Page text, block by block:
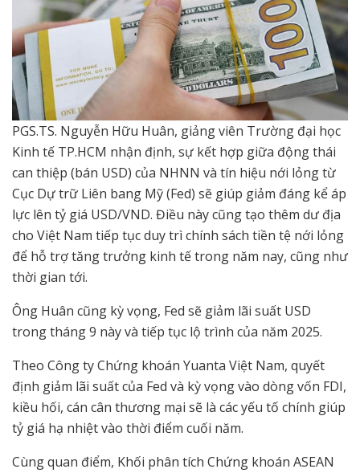
PGS.TS. Nguyễn Hữu Huân, giảng viên Trường đại học
Kinh tế TP.HCM nhận định, sự kết hợp giữa động thái
can thiệp (bán USD) của NHNN và tín hiệu nới lỏng từ
Cục Dự trữ Liên bang Mỹ (Fed) sẽ giúp giảm đáng kể áp
lực lên tỷ giá USD/VND. Điều này cũng tạo thêm dư địa
cho Việt Nam tiếp tục duy trì chính sách tiền tệ nới lỏng
để hỗ trợ tăng trưởng kinh tế trong năm nay, cũng như
thời gian tới.
Ông Huân cũng kỳ vọng, Fed sẽ giảm lãi suất USD
trong tháng 9 này và tiếp tục lộ trình của năm 2025.
Theo Công ty Chứng khoán Yuanta Việt Nam, quyết
định giảm lãi suất của Fed và kỳ vọng vào dòng vốn FDI,
kiều hối, cán cân thương mại sẽ là các yếu tố chính giúp
tỷ giá hạ nhiệt vào thời điểm cuối năm.
Cùng quan điểm, Khối phân tích Chứng khoán ASEAN